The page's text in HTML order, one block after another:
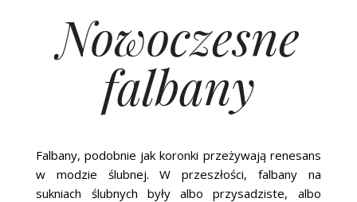
Nowoczesne
falbany
Falbany, podobnie jak koronki przeżywają renesans
w modzie ślubnej. W przeszłości, falbany na
sukniach ślubnych były albo przysadziste, albo